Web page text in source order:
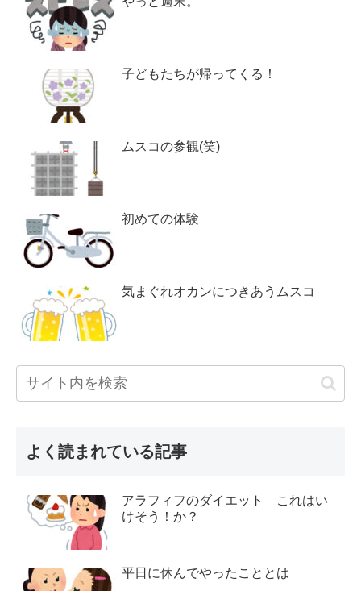
子どもたちが帰ってくる！
ムスコの参観(笑)
初めての体験
気まぐれオカンにつきあうムスコ
よく読まれている記事
アラフィフのダイエット これはい
けそう！か？
平日に休んでやったこととは